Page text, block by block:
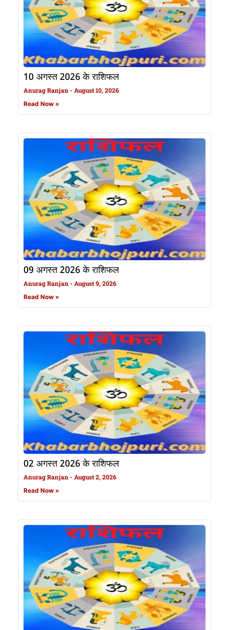
10 अगस्त 2026 के राशिफल
Anurag Ranjan August 10, 2026
Read Now »
09 अगस्त 2026 के राशिफल
Anurag Ranjan August 9, 2026
Read Now »
02 अगस्त 2026 के राशिफल
Anurag Ranjan August 2, 2026
Read Now »